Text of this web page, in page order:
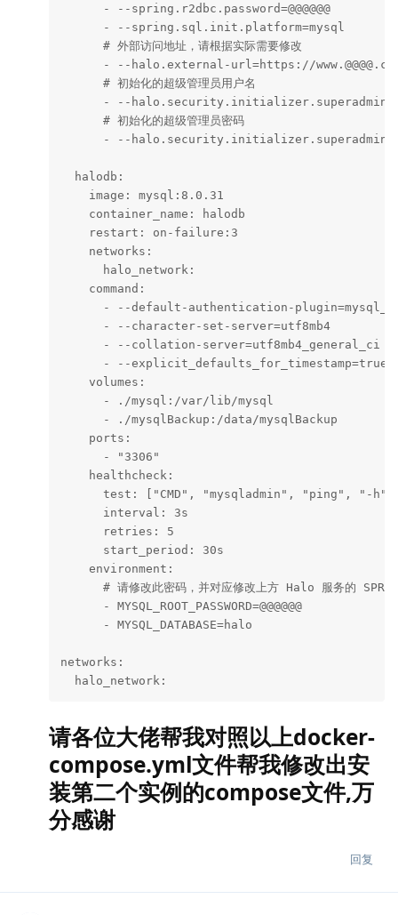
      - --spring.r2dbc.password=@@@@@@
      - --spring.sql.init.platform=mysql
      # 外部访问地址，请根据实际需要修改
- --halo.external-url=https://
      # 初始化的超级管理员用户名
- --
      # 初始化的超级管理员密码
- --
  halodb:
    image: mysql:8.0.31
    container_name: halodb
    restart: on-failure:3
    networks:
      halo_network:
    command:
- --default-authentication-
      - --character-set-server=utf8mb4
      - --collation-server=utf8mb4_general_ci
      - --explicit_defaults_for_timestamp=true
    volumes:
      - ./mysql:/var/lib/mysql
      - ./mysqlBackup:/data/mysqlBackup
    ports:
      - "3306"
    healthcheck:
test: ["CMD", "mysqladmin", "ping", "-
      interval: 3s
      retries: 5
      start_period: 30s
    environment:
# 请修改此密码，并对应修改上方 Halo 服务的
      - MYSQL_ROOT_PASSWORD=@@@@@@
      - MYSQL_DATABASE=halo
networks:
  halo_network:
请各位大佬帮我对照以上docker-
compose.yml文件帮我修改出安
装第二个实例的compose文件,万
分感谢
回复